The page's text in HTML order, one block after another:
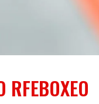
RFEBOXEO